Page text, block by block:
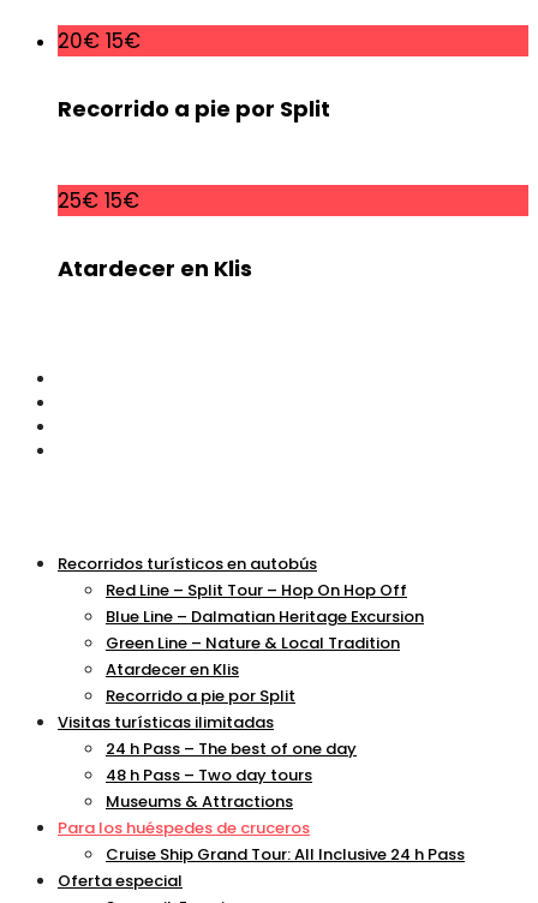
20€ 15€
Recorrido a pie por Split
25€ 15€
Atardecer en Klis
Recorridos turísticos en autobús
Red Line – Split Tour – Hop On Hop Off
Blue Line – Dalmatian Heritage Excursion
Green Line – Nature & Local Tradition
Atardecer en Klis
Recorrido a pie por Split
Visitas turísticas ilimitadas
24 h Pass – The best of one day
48 h Pass – Two day tours
Museums & Attractions
Para los huéspedes de cruceros
Cruise Ship Grand Tour: All Inclusive 24 h Pass
Oferta especial